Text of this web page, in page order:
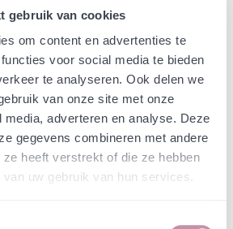
gebruik van cookies
om content en advertenties te
voor social media te bieden
te analyseren. Ook delen we
van onze site met onze
adverteren en analyse. Deze
gegevens combineren met andere
ze heeft verstrekt of die ze hebben
uw gebruik van hun services.
(hidden)
Den Oever
genoeg zaden om
te kweken.
incl. btw